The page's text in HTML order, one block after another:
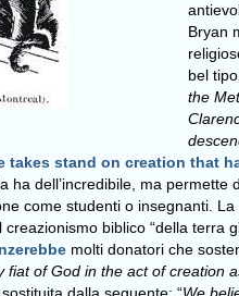
Bryan
bel
the
takes stand on creation that
dell’incredibile, ma
come studenti o insegnanti.
biblico “della
molti donatori che
fiat of God in the act of creation